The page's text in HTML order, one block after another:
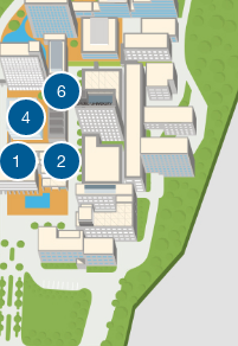
1 2
4
6